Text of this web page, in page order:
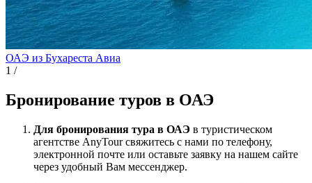
ОАЭ из Бухареста Авиа
1 /
Бронирование туров в ОАЭ
Для бронирования тура в ОАЭ в туристическом
агентстве AnyTour свяжитесь с нами по телефону,
электронной почте или оставьте заявку на нашем сайте
через удобный Вам мессенджер.